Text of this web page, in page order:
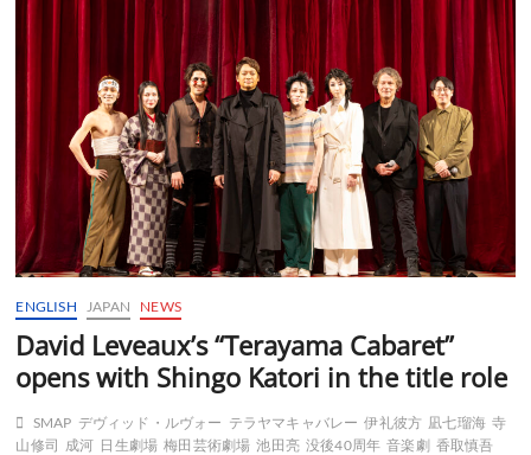
ENGLISH JAPAN NEWS
David Leveaux’s “Terayama Cabaret”
opens with Shingo Katori in the title role
SMAP デヴィッド・ルヴォー テラヤマキャバレー 伊礼彼方 凪七瑠海 寺
山修司 成河 日生劇場 梅田芸術劇場 池田亮 没後40周年 音楽劇 香取慎吾